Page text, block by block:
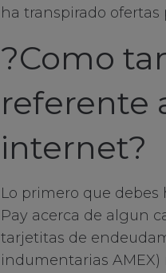
ha transpirado
?Como
referente
internet?
Lo primero que
Pay acerca de algun
tarjetitas de
indumentarias
Your Privacy